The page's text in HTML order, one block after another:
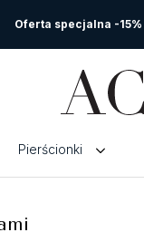
Oferta specjalna -15%
Pierścionki